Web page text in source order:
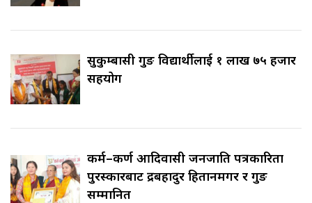
सुकुम्बासी गुरुङ विद्यार्थीलाई १ लाख ७५ हजार
सहयोग
कर्म–कर्ण आदिवासी जनजाति पत्रकारिता
पुरस्कारबाट रुद्रबहादुर हितानमगर र गुरुङ
सम्मानित